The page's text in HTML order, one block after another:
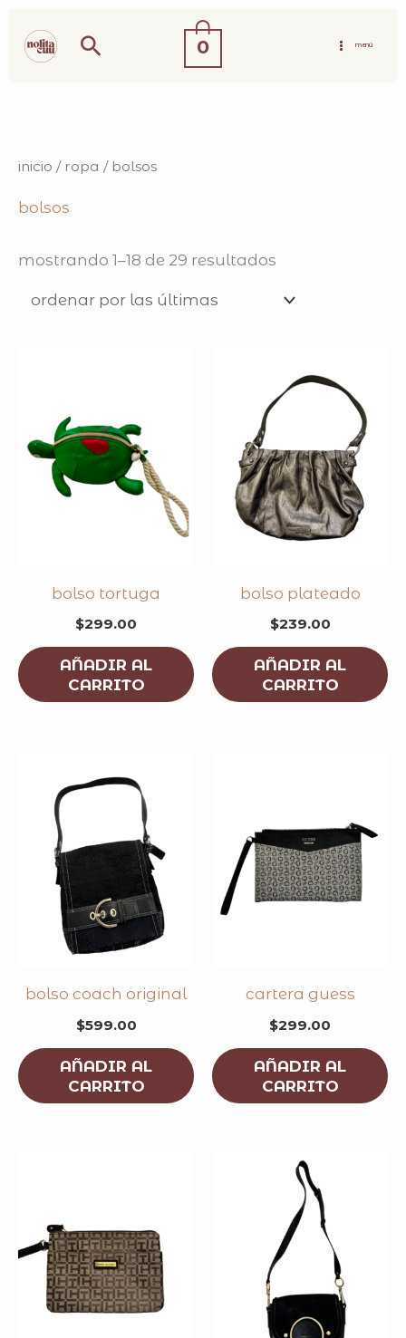
buscar 0 MENÚ
inicio / ropa / bolsos
bolsos
mostrando 1–18 de 29 resultados
bolso tortuga
$299.00
AÑADIR AL
CARRITO
bolso plateado
$239.00
AÑADIR AL
CARRITO
bolso coach original
$599.00
AÑADIR AL
CARRITO
cartera guess
$299.00
AÑADIR AL
CARRITO